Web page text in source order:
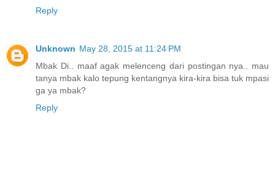
Reply
Unknown May 28, 2015 at 11:24 PM
Mbak Di.. maaf agak melenceng dari postingan nya.. mau
tanya mbak kalo tepung kentangnya kira-kira bisa tuk mpasi
ga ya mbak?
Reply